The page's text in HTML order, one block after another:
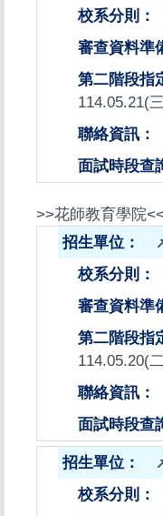
114.05.21(
>>花師教育學院<<
114.05.20(